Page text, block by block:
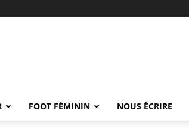
FOOT FÉMININ NOUS ÉCRIRE